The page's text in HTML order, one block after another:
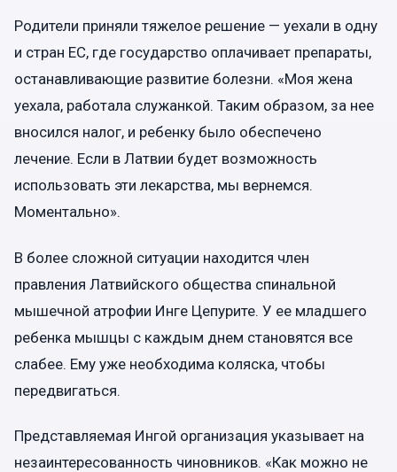
Родители приняли тяжелое решение — уехали в одну
и стран ЕС, где государство оплачивает препараты,
останавливающие развитие болезни. «Моя жена
уехала, работала служанкой. Таким образом, за нее
вносился налог, и ребенку было обеспечено
лечение. Если в Латвии будет возможность
использовать эти лекарства, мы вернемся.
Моментально».
В более сложной ситуации находится член
правления Латвийского общества спинальной
мышечной атрофии Инге Цепурите. У ее младшего
ребенка мышцы с каждым днем становятся все
слабее. Ему уже необходима коляска, чтобы
передвигаться.
Представляемая Ингой организация указывает на
незаинтересованность чиновников. «Как можно не